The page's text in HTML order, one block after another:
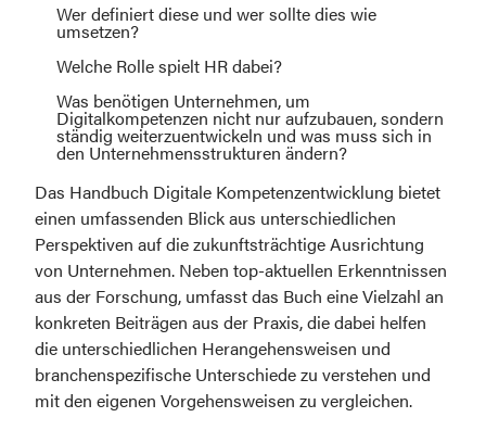
Wer definiert diese und wer sollte dies wie
umsetzen?
Welche Rolle spielt HR dabei?
Was benötigen Unternehmen, um
Digitalkompetenzen nicht nur aufzubauen, sondern
ständig weiterzuentwickeln und was muss sich in
den Unternehmensstrukturen ändern?
Das Handbuch Digitale Kompetenzentwicklung bietet
einen umfassenden Blick aus unterschiedlichen
Perspektiven auf die zukunftsträchtige Ausrichtung
von Unternehmen. Neben top-aktuellen Erkenntnissen
aus der Forschung, umfasst das Buch eine Vielzahl an
konkreten Beiträgen aus der Praxis, die dabei helfen
die unterschiedlichen Herangehensweisen und
branchenspezifische Unterschiede zu verstehen und
mit den eigenen Vorgehensweisen zu vergleichen.